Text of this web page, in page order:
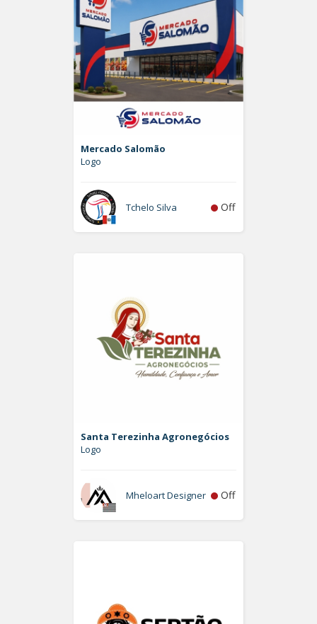
Mercado Salomão
Logo
Tchelo Silva Off
Santa Terezinha Agronegócios
Logo
Mheloart Designer Off